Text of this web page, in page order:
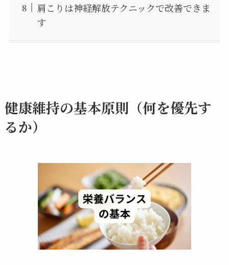
肩こりは神経解放テクニックで改善できま
す
健康維持の基本原則（何を優先す
るか）